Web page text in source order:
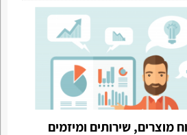
מוצרים, שירותים ומיזמים